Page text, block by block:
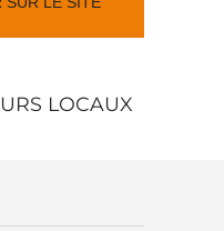
LOCAUX